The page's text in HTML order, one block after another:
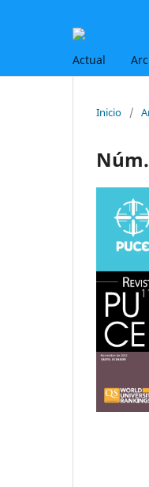
Actual
Inicio /